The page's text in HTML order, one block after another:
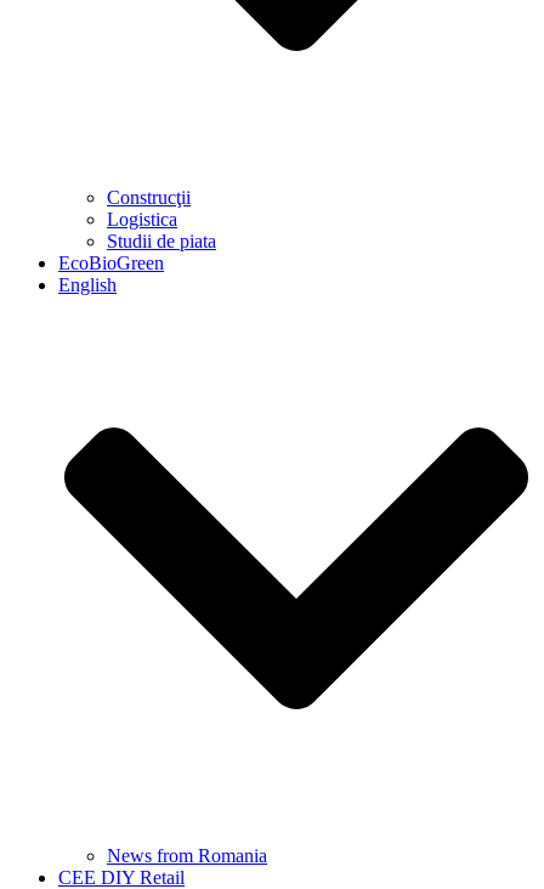
Construcţii
Logistica
Studii de piata
EcoBioGreen
English
News from Romania
CEE DIY Retail